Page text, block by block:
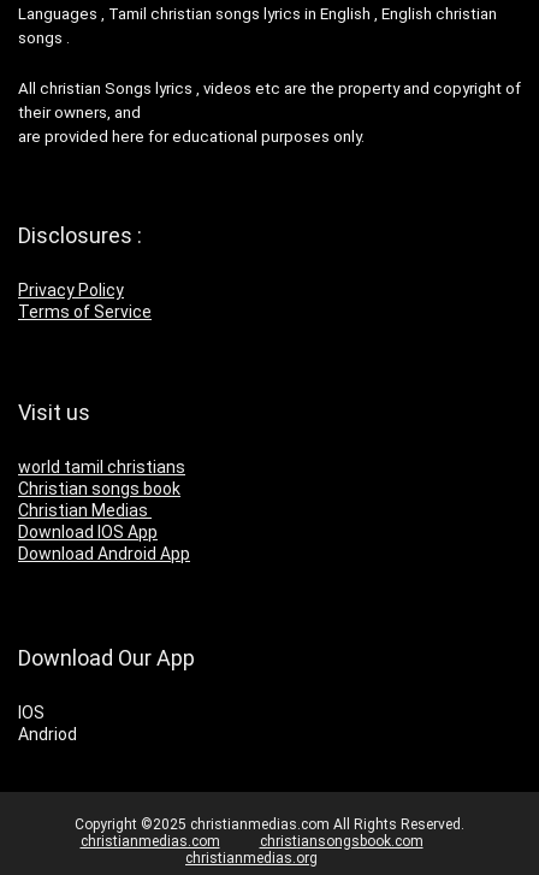
Languages , Tamil christian songs lyrics in English , English christian
songs .
All christian Songs lyrics , videos etc are the property and copyright of
their owners, and
are provided here for educational purposes only.
Disclosures :
Privacy Policy
Terms of Service
Visit us
world tamil christians
Christian songs book
Christian Medias
Download IOS App
Download Android App
Download Our App
IOS
Andriod
Copyright ©2025 christianmedias.com All Rights Reserved.
christianmedias.com
christiansongsbook.com
christianmedias.org